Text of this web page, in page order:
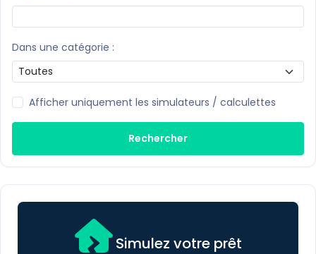
Dans une catégorie :
Afficher uniquement les simulateurs / calculettes
Rechercher
Simulez votre prêt